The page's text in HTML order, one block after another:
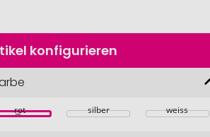
konfigurieren
rot silber weiss